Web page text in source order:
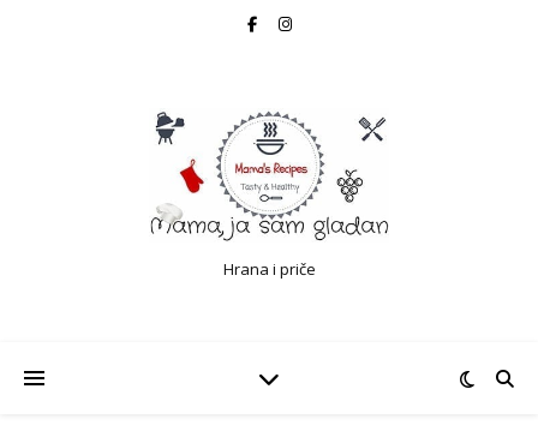
Hrana i priče